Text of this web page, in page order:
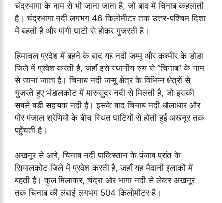
चंद्रभागा के नाम से भी जाना जाता है, जो बाद में चिनाब कहलाती
है। चंद्रभागा नदी लगभग 46 किलोमीटर तक उत्तर-पश्चिम दिशा
में बहती है और पांगी घाटी से होकर गुजरती है।
हिमाचल प्रदेश में बहने के बाद यह नदी जम्मू और कश्मीर के डोडा
जिले में प्रवेश करती है, जहाँ इसे स्थानीय रूप से “चिनाब” के नाम
से जाना जाता है। चिनाब नदी जम्मू क्षेत्र के विभिन्न क्षेत्रों से
गुजरते हुए भंडालकोट में मारुसुदर नदी से मिलती है, जो इसकी
सबसे बड़ी सहायक नदी है। इसके बाद चिनाब नदी धौलाधार और
पीर पंजाल श्रेणियों के बीच स्थित घाटियों से होती हुई अखनूर तक
पहुँचती है।
अखनूर से आगे, चिनाब नदी पाकिस्तान के पंजाब प्रांत के
सियालकोट जिले में प्रवेश करती है, जहाँ यह मैदानी इलाकों में
बहती है। कुल मिलाकर, चंद्रा और भागा नदी से लेकर अखनूर
तक चिनाब की लंबाई लगभग 504 किलोमीटर है।